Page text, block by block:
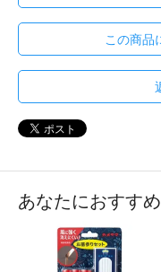
この商品
あなたにおすす